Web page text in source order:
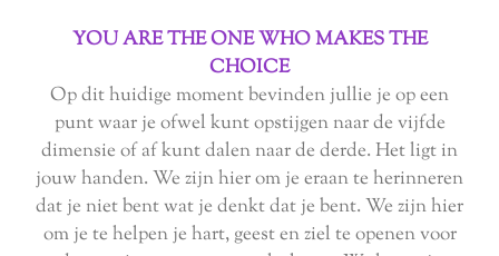
YOU ARE THE ONE WHO MAKES THE
CHOICE
Op dit huidige moment bevinden jullie je op een
punt waar je ofwel kunt opstijgen naar de vijfde
dimensie of af kunt dalen naar de derde. Het ligt in
jouw handen. We zijn hier om je eraan te herinneren
dat je niet bent wat je denkt dat je bent. We zijn hier
om je te helpen je hart, geest en ziel te openen voor